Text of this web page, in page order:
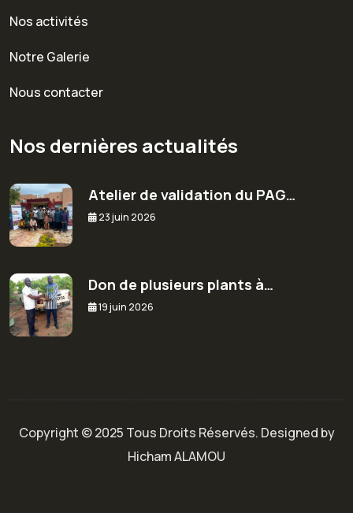
Nos activités
Notre Galerie
Nous contacter
Nos dernières actualités
Atelier de validation du PAG…
23 juin 2026
Don de plusieurs plants à…
19 juin 2026
Copyright © 2025 Tous Droits Réservés. Designed by
Hicham ALAMOU